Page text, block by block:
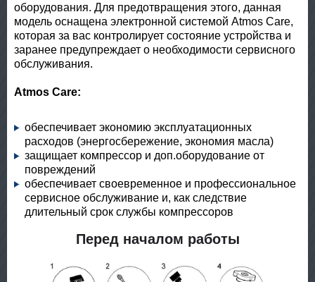
оборудования. Для предотвращения этого, данная
модель оснащена электронной системой Atmos Care,
которая за вас контролирует состояние устройства и
заранее предупреждает о необходимости сервисного
обслуживания.
Atmos Care:
обеспечивает экономию эксплуатационных
расходов (энергосбережение, экономия масла)
защищает компрессор и доп.оборудование от
повреждений
обеспечивает своевременное и профессиональное
сервисное обслуживание и, как следствие
длительный срок службы компрессоров
Перед началом работы